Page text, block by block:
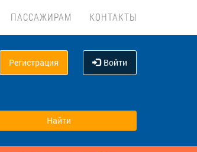
ПАССАЖИРАМ КОНТАКТЫ
Регистрация Войти